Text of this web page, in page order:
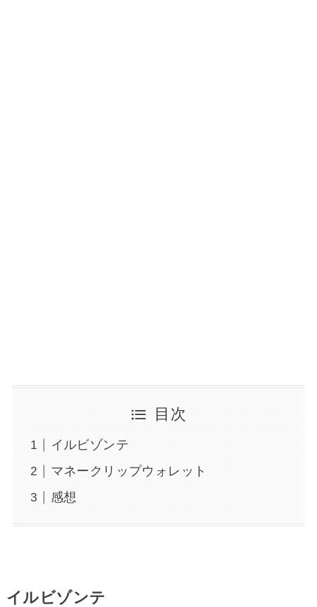
目次
イルビゾンテ
マネークリップウォレット
感想
イルビゾンテ